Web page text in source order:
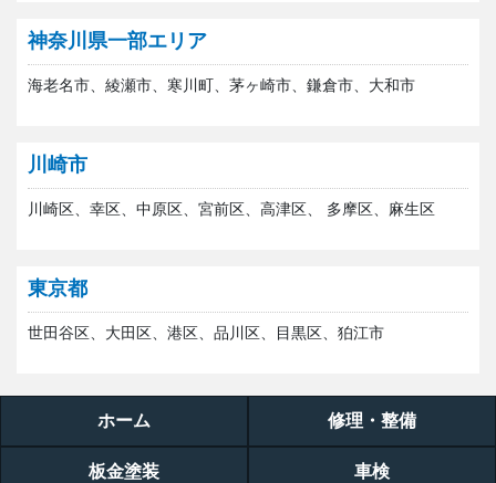
神奈川県一部エリア
海老名市、綾瀬市、寒川町、茅ヶ崎市、鎌倉市、大和市
川崎市
川崎区、幸区、中原区、宮前区、高津区、 多摩区、麻生区
東京都
世田谷区、大田区、港区、品川区、目黒区、狛江市
ホーム 修理・整備
板金塗装 車検